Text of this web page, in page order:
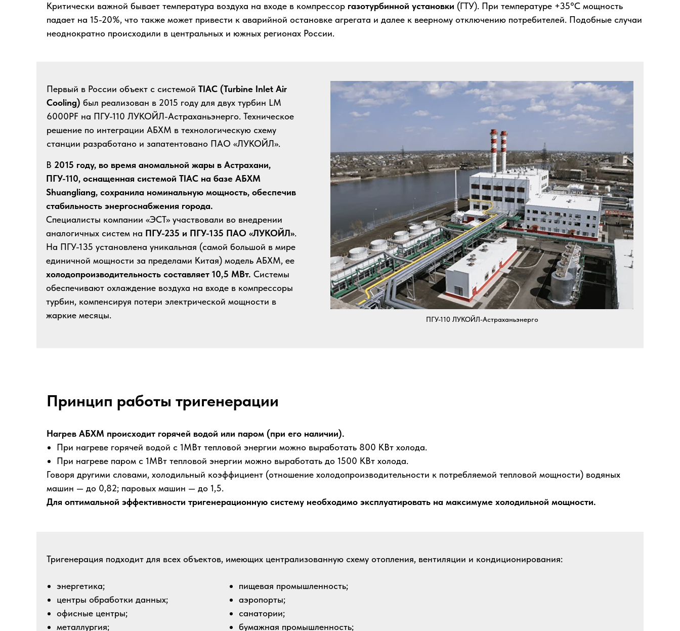
Критически важной бывает температура воздуха на входе в компрессор газотурбинной установки (ГТУ). При температуре +35°C мощность
падает на 15-20%, что также может привести к аварийной остановке агрегата и далее к веерному отключению потребителей. Подобные случаи
неоднократно происходили в центральных и южных регионах России.
ПГУ-110 ЛУКОЙЛ-Астраханьэнерго
Первый в России объект с системой TIAC (Turbine Inlet Air
Cooling) был реализован в 2015 году для двух турбин LM
6000PF на ПГУ-110 ЛУКОЙЛ-Астраханьэнерго. Техническое
решение по интеграции АБХМ в технологическую схему
станции разработано и запатентовано ПАО «ЛУКОЙЛ».
В 2015 году, во время аномальной жары в Астрахани,
ПГУ-110, оснащенная системой TIAC на базе АБХМ
Shuangliang, сохранила номинальную мощность, обеспечив
стабильность энергоснабжения города.
Специалисты компании «ЭСТ» участвовали во внедрении
аналогичных систем на ПГУ-235 и ПГУ-135 ПАО «ЛУКОЙЛ».
На ПГУ-135 установлена уникальная (самой большой в мире
единичной мощности за пределами Китая) модель АБХМ, ее
холодопроизводительность составляет 10,5 МВт. Системы
обеспечивают охлаждение воздуха на входе в компрессоры
турбин, компенсируя потери электрической мощности в
жаркие месяцы.
Тригенерация подходит для всех объектов, имеющих централизованную схему отопления, вентиляции и кондиционирования:
пищевая промышленность;
аэропорты;
санатории;
бумажная промышленность;
энергетика;
центры обработки данных;
офисные центры;
металлургия;
Принцип работы тригенерации
Нагрев АБХМ происходит горячей водой или паром (при его наличии).
При нагреве горячей водой с 1МВт тепловой энергии можно выработать 800 КВт холода.
При нагреве паром с 1МВт тепловой энергии можно выработать до 1500 КВт холода.
Говоря другими словами, холодильный коэффициент (отношение холодопроизводительности к потребляемой тепловой мощности) водяных
машин — до 0,82; паровых машин — до 1,5.
Для оптимальной эффективности тригенерационную систему необходимо эксплуатировать на максимуме холодильной мощности.